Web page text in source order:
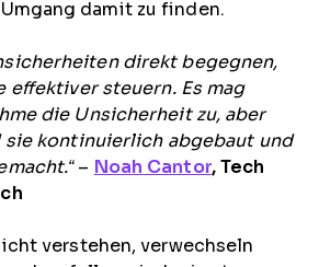
damit zu finden.
direkt begegnen,
effektiver steuern. Es mag
die Unsicherheit zu, aber
kontinuierlich abgebaut und
– Noah Cantor, Tech
verstehen, verwechseln